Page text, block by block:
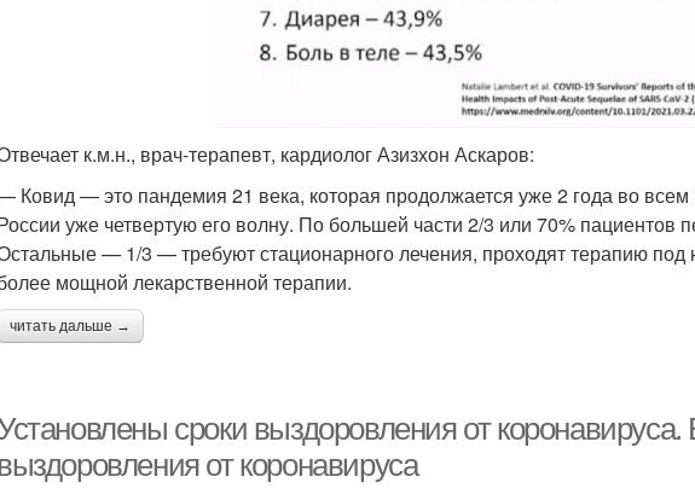
к.м.н., врач-терапевт, кардиолог Азизхон Аскаров:
Ковид — это пандемия 21 века, которая продолжается уже 2 года во
уже четвертую его волну. По большей части 2/3 или 70% пациентов
— 1/3 — требуют стационарного лечения, проходят терапию
мощной лекарственной терапии.
читать дальше →
сроки выздоровления от
от коронавируса